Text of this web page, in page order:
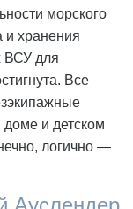
морского
и хранения
ВСУ для
Все
и детском
логично —